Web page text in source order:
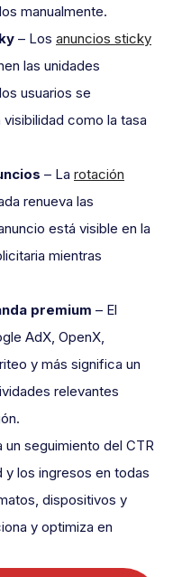
manualmente.
– Los anuncios sticky
las unidades
usuarios se
como la tasa
– La rotación
renueva las
está visible en la
mientras
premium – El
AdX, OpenX,
y más significa un
relevantes
un seguimiento del CTR
y los ingresos en todas
dispositivos y
y optimiza en